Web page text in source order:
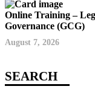
Online Training –
Governance (GCG)
August 7, 2026